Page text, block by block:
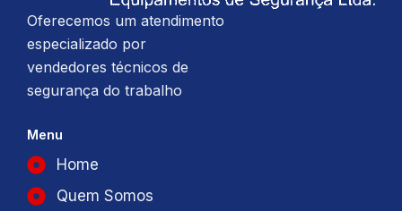
Oferecemos um atendimento
especializado por
vendedores técnicos de
segurança do trabalho
Menu
Home
Quem Somos